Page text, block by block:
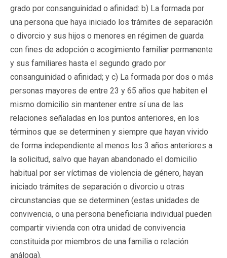
grado por consanguinidad o afinidad: b) La formada por
una persona que haya iniciado los trámites de separación
o divorcio y sus hijos o menores en régimen de guarda
con fines de adopción o acogimiento familiar permanente
y sus familiares hasta el segundo grado por
consanguinidad o afinidad; y c) La formada por dos o más
personas mayores de entre 23 y 65 años que habiten el
mismo domicilio sin mantener entre sí una de las
relaciones señaladas en los puntos anteriores, en los
términos que se determinen y siempre que hayan vivido
de forma independiente al menos los 3 años anteriores a
la solicitud, salvo que hayan abandonado el domicilio
habitual por ser víctimas de violencia de género, hayan
iniciado trámites de separación o divorcio u otras
circunstancias que se determinen (estas unidades de
convivencia, o una persona beneficiaria individual pueden
compartir vivienda con otra unidad de convivencia
constituida por miembros de una familia o relación
análoga).